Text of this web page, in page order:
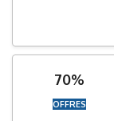
70%
OFFRES